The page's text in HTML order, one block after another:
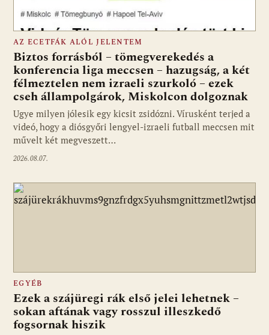
AZ ECETFÁK ALÓL JELENTEM
Biztos forrásból – tömegverekedés a
konferencia liga meccsen – hazugság, a két
félmeztelen nem izraeli szurkoló – ezek
cseh állampolgárok, Miskolcon dolgoznak
Ugye milyen jólesik egy kicsit zsidózni. Vírusként terjed a
videó, hogy a diósgyőri lengyel-izraeli futball meccsen mit
művelt két megveszett…
2026.08.07.
EGYÉB
Ezek a szájüregi rák első jelei lehetnek –
sokan aftának vagy rosszul illeszkedő
fogsornak hiszik